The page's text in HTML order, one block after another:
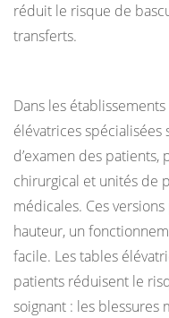
réduit le risque de
transferts.
Dans les
élévatrices
d’examen des
chirurgical et unités de
médicales. Ces
hauteur, un
facile. Les tables
patients réduisent le
soignant : les blessures